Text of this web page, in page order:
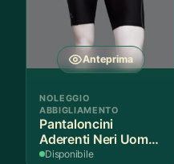
Anteprima
NOLEGGIO
ABBIGLIAMENTO
Pantaloncini
Aderenti Neri Uomo
S - 2 Paia
Disponibile